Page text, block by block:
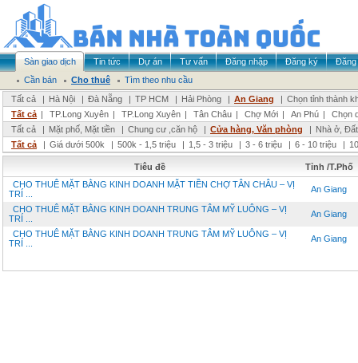
Sàn giao dịch Tin tức Dự án Tư vấn Đăng nhập Đăng ký
Đăng
Cần bán
Cho thuê
Tìm theo nhu cầu
Tất cả
| Hà Nội | Đà Nẵng | TP HCM | Hải Phòng | An Giang | Chọn tỉnh thành
Tất cả | TP.Long Xuyên | TP.Long Xuyên | Tân Châu | Chợ Mới | An Phú |
Chọn
Tất cả
| Mặt phố, Mặt tiền | Chung cư ,căn hộ | Cửa hàng, Văn phòng | Nhà ở,
Tất cả
| Giá dưới 500k | 500k - 1,5 triệu | 1,5 - 3 triệu | 3 - 6 triệu | 6 - 10 triệu |
Tiêu đề
Tỉnh /T.Phố
CHO THUÊ MẶT BẰNG KINH DOANH MẶT TIỀN CHỢ TÂN CHÂU – VỊ
TRÍ ...
An Giang
CHO THUÊ MẶT BẰNG KINH DOANH TRUNG TÂM MỸ LUÔNG – VỊ
TRÍ ...
An Giang
CHO THUÊ MẶT BẰNG KINH DOANH TRUNG TÂM MỸ LUÔNG – VỊ
TRÍ ...
An Giang